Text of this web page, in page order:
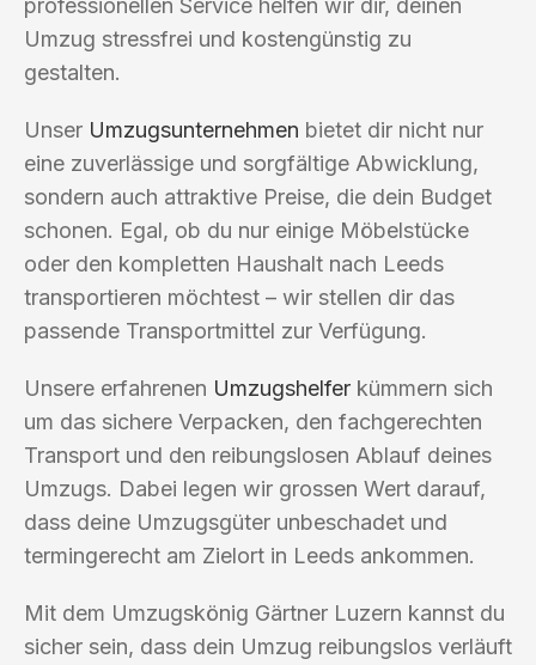
professionellen Service helfen wir dir, deinen
Umzug stressfrei und kostengünstig zu
gestalten.
Unser Umzugsunternehmen bietet dir nicht nur
eine zuverlässige und sorgfältige Abwicklung,
sondern auch attraktive Preise, die dein Budget
schonen. Egal, ob du nur einige Möbelstücke
oder den kompletten Haushalt nach Leeds
transportieren möchtest – wir stellen dir das
passende Transportmittel zur Verfügung.
Unsere erfahrenen Umzugshelfer kümmern sich
um das sichere Verpacken, den fachgerechten
Transport und den reibungslosen Ablauf deines
Umzugs. Dabei legen wir grossen Wert darauf,
dass deine Umzugsgüter unbeschadet und
termingerecht am Zielort in Leeds ankommen.
Mit dem Umzugskönig Gärtner Luzern kannst du
sicher sein, dass dein Umzug reibungslos verläuft